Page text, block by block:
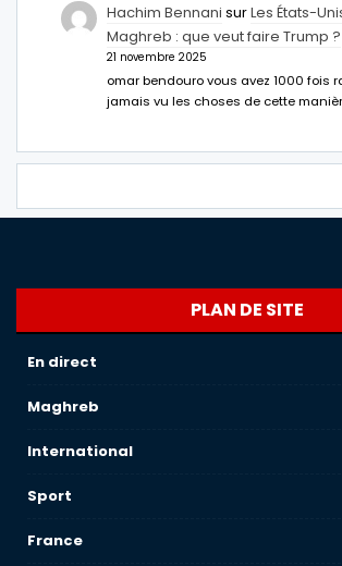
Hachim Bennani surLes États-
Maghreb : que veut faire Trump ?
21 novembre 2025
omar bendouro vous avez 1000 fois
jamais vu les choses de cette
PLAN DE SITE
En direct
Maghreb
International
Sport
France